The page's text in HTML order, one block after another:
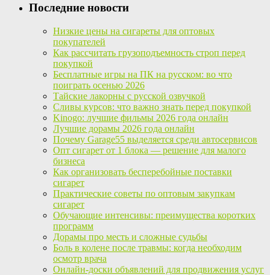
Последние новости
Низкие цены на сигареты для оптовых
покупателей
Как рассчитать грузоподъемность строп перед
покупкой
Бесплатные игры на ПК на русском: во что
поиграть осенью 2026
Тайские лакорны с русской озвучкой
Сливы курсов: что важно знать перед покупкой
Kinogo: лучшие фильмы 2026 года онлайн
Лучшие дорамы 2026 года онлайн
Почему Garage55 выделяется среди автосервисов
Опт сигарет от 1 блока — решение для малого
бизнеса
Как организовать бесперебойные поставки
сигарет
Практические советы по оптовым закупкам
сигарет
Обучающие интенсивы: преимущества коротких
программ
Дорамы про месть и сложные судьбы
Боль в колене после травмы: когда необходим
осмотр врача
Онлайн-доски объявлений для продвижения услуг